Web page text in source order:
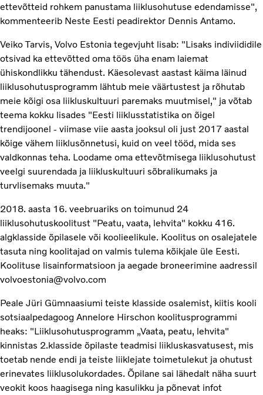
ettevõtteid rohkem panustama liiklusohutuse edendamisse",
kommenteerib Neste Eesti peadirektor Dennis Antamo.
Veiko Tarvis, Volvo Estonia tegevjuht lisab: "Lisaks indiviididile
otsivad ka ettevõtted oma töös üha enam laiemat
ühiskondlikku tähendust. Käesolevast aastast käima läinud
liiklusohutusprogramm lähtub meie väärtustest ja rõhutab
meie kõigi osa liikluskultuuri paremaks muutmisel," ja võtab
teema kokku lisades "Eesti liiklusstatistika on õigel
trendijoonel - viimase viie aasta jooksul oli just 2017 aastal
kõige vähem liiklusõnnetusi, kuid on veel tööd, mida ses
valdkonnas teha. Loodame oma ettevõtmisega liiklusohutust
veelgi suurendada ja liikluskultuuri sõbralikumaks ja
turvlisemaks muuta."
2018. aasta 16. veebruariks on toimunud 24
liiklusohutuskoolitust "Peatu, vaata, lehvita" kokku 416.
algklasside õpilasele või koolieelikule. Koolitus on osalejatele
tasuta ning koolitajad on valmis tulema kõikjale üle Eesti.
Koolituse lisainformatsioon ja aegade broneerimine aadressil
volvoestonia@volvo.com
Peale Jüri Gümnaasiumi teiste klasside osalemist, kiitis kooli
sotsiaalpedagoog Annelore Hirschon koolitusprogrammi
heaks: "Liiklusohutusprogramm „Vaata, peatu, lehvita"
kinnistas 2.klasside õpilaste teadmisi liikluskasvatusest, mis
toetab nende endi ja teiste liiklejate toimetulekut ja ohutust
erinevates liiklusolukordades. Õpilane sai lähedalt näha suurt
veokit koos haagisega ning kasulikku ja põnevat infot